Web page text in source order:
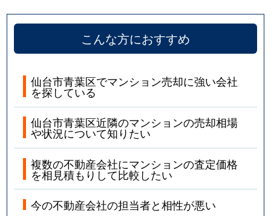
3,400万円
愛宕橋
堤通雨宮町
3,700万円
北仙台
堤通雨宮町
2,800万円
北仙台
堤通雨宮町
1,400万円
北四番丁
堤町
2,100万円
角五郎
3,200万円
川内(宮城)
こんな方におすすめ
仙台市青葉区でマンション売却に強い会社
を探している
仙台市青葉区近隣のマンションの売却相場
や状況について知りたい
複数の不動産会社にマンションの査定価格
を相見積もりして比較したい
今の不動産会社の担当者と相性が悪い